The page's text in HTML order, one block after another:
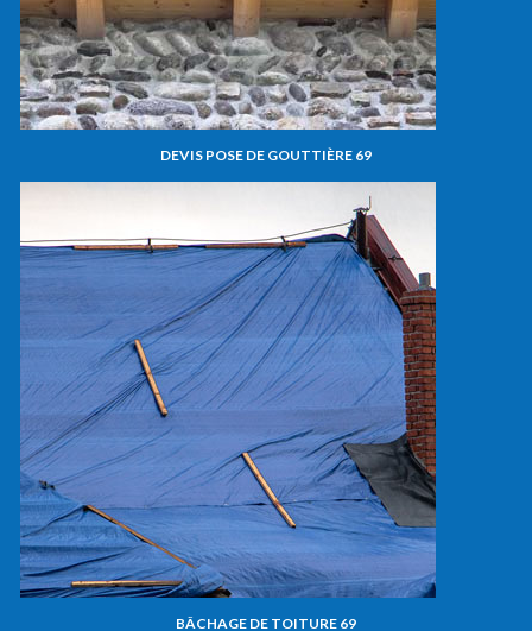
DEVIS POSE DE GOUTTIÈRE 69
BÂCHAGE DE TOITURE 69